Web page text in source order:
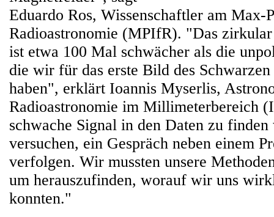
Eduardo Ros, Wissenschaftler am
Radioastronomie (MPIfR). "Das
ist etwa 100 Mal schwächer als die
die wir für das erste Bild des
haben", erklärt Ioannis Myserlis,
Radioastronomie im Millimeterbereich
schwache Signal in den Daten zu
versuchen, ein Gespräch neben einem
verfolgen. Wir mussten unsere
um herauszufinden, worauf wir uns
konnten."